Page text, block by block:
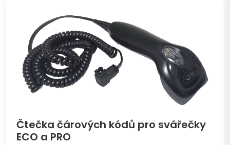
Čtečka čárových kódů pro svářečky
ECO a PRO